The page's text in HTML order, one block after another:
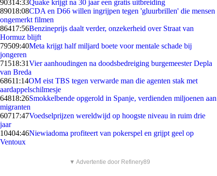
90314:33Quake krijgt na 30 jaar een gratis uitbreiding
89018:08CDA en D66 willen ingrijpen tegen 'gluurbrillen' die mensen
ongemerkt filmen
86417:56Benzineprijs daalt verder, onzekerheid over Straat van
Hormuz blijft
79509:40Meta krijgt half miljard boete voor mentale schade bij
jongeren
71518:31Vier aanhoudingen na doodsbedreiging burgemeester Depla
van Breda
68611:14OM eist TBS tegen verwarde man die agenten stak met
aardappelschilmesje
64818:26Smokkelbende opgerold in Spanje, verdienden miljoenen aan
migranten
60717:47Voedselprijzen wereldwijd op hoogste niveau in ruim drie
jaar
10404:46Niewiadoma profiteert van pokerspel en grijpt geel op
Ventoux
▼ Advertentie door Refinery89